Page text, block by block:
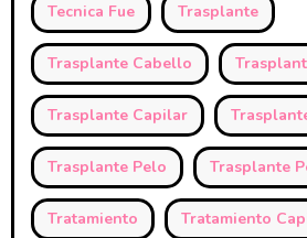
Tecnica Fue Trasplante
Trasplante Cabello
Trasplante Capilar
Trasplante Pelo Trasplante
Tratamiento Tratamiento